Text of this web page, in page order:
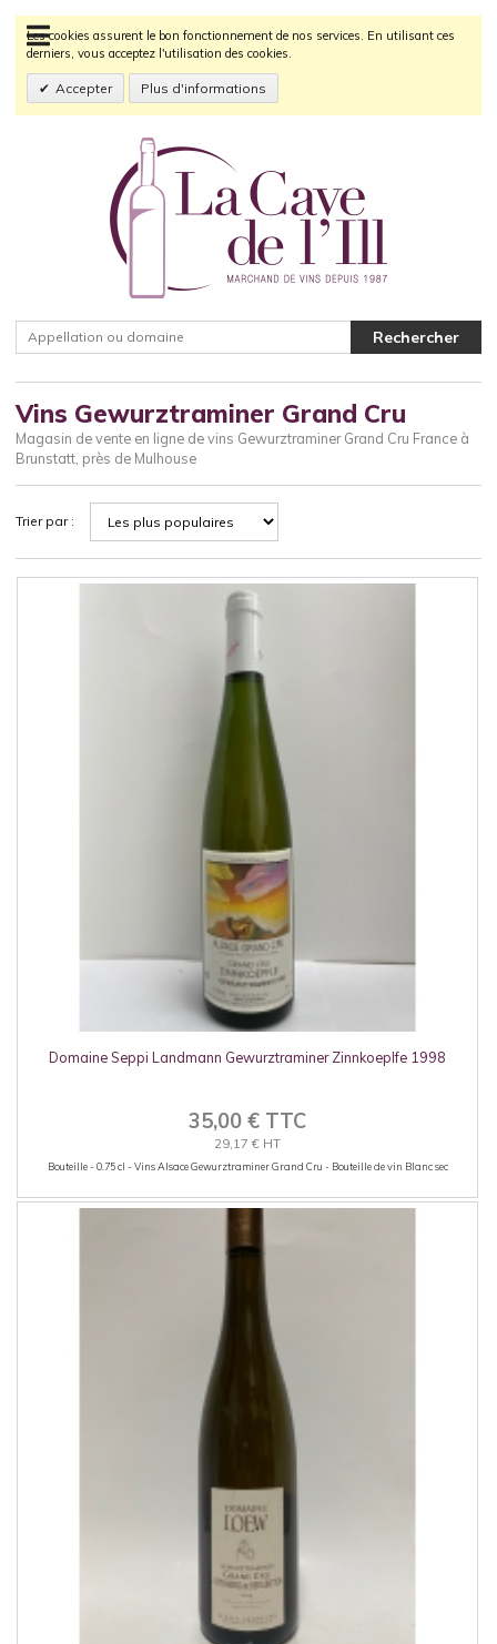
Les cookies assurent le bon fonctionnement de nos services. En utilisant ces
derniers, vous acceptez l'utilisation des cookies.
Accepter Plus d'informations
Vins Gewurztraminer Grand Cru
Magasin de vente en ligne de vins Gewurztraminer Grand Cru France à
Brunstatt, près de Mulhouse
Trier par :
Domaine Seppi Landmann Gewurztraminer Zinnkoeplfe 1998
35,00 € TTC
29,17 € HT
Bouteille - 0.75 cl - Vins Alsace Gewurztraminer Grand Cru - Bouteille de vin Blanc sec